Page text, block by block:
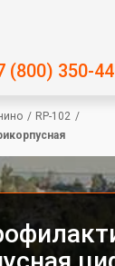
(800) 350-
/ RP-102 /